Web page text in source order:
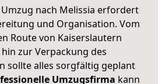
nach Melissia erfordert
und Organisation. Vom
Route von Kaiserslautern
zur Verpackung des
sollte alles sorgfältig geplant
Umzugsfirma kann